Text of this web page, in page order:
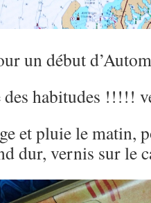
un début
des habitudes !!!!!
et pluie le matin,
dur, vernis sur le